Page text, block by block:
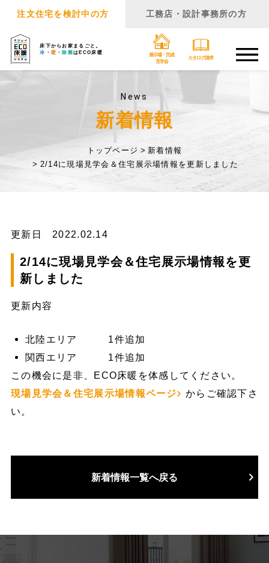
床下からお家まるごと。
冷 ・ 暖 ・ 除菌はECO床暖
展示場・完成
見学会
カタログ請求
注文住宅を検討中の方 工務店・設計事務所の方
News
新着情報
トップページ
新着情報
2/14に現場見学会＆住宅展示場情報を更新しました
更新日 2022.02.14
2/14に現場見学会＆住宅展示場情報を更
新しました
更新内容
北陸エリア 1件追加
関西エリア 1件追加
この機会に是非、ECO床暖を体感してください。
現場見学会＆住宅展示場情報ページ
からご確認下さ
い。
新着情報一覧へ戻る